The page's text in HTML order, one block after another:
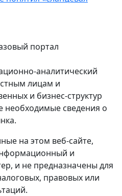
аналитический
лицам и
и бизнес-структур
необходимые сведения о
на этом веб-сайте,
и
и не предназначены для
правовых или